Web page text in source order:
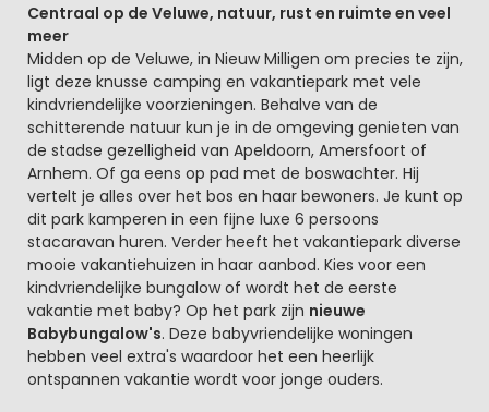
Centraal op de Veluwe, natuur, rust en ruimte en veel
meer
Midden op de Veluwe, in Nieuw Milligen om precies te zijn,
ligt deze knusse camping en vakantiepark met vele
kindvriendelijke voorzieningen. Behalve van de
schitterende natuur kun je in de omgeving genieten van
de stadse gezelligheid van Apeldoorn, Amersfoort of
Arnhem. Of ga eens op pad met de boswachter. Hij
vertelt je alles over het bos en haar bewoners. Je kunt op
dit park kamperen in een fijne luxe 6 persoons
stacaravan huren. Verder heeft het vakantiepark diverse
mooie vakantiehuizen in haar aanbod. Kies voor een
kindvriendelijke bungalow of wordt het de eerste
vakantie met baby? Op het park zijn nieuwe
Babybungalow's. Deze babyvriendelijke woningen
hebben veel extra's waardoor het een heerlijk
ontspannen vakantie wordt voor jonge ouders.